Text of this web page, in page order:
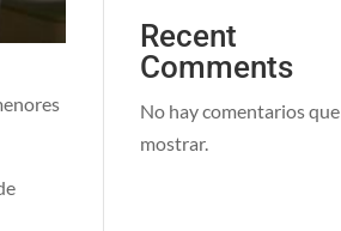
Recent
Comments
No hay comentarios que
mostrar.